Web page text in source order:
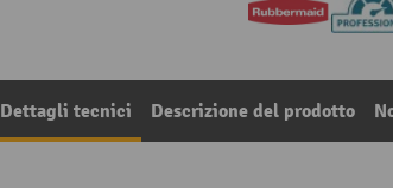
Dettagli tecnici Descrizione del prodotto